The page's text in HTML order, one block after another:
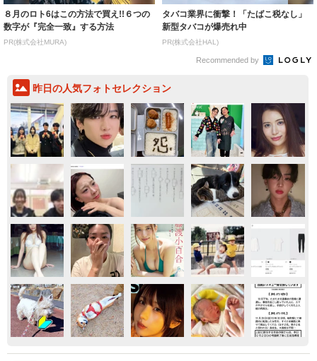
８月のロト6はこの方法で買え!!６つの
数字が『完全一致』する方法
PR(株式会社MURA)
タバコ業界に衝撃！「たばこ税なし」
新型タバコが爆売れ中
PR(株式会社HAL)
Recommended by
昨日の人気フォトセレクション